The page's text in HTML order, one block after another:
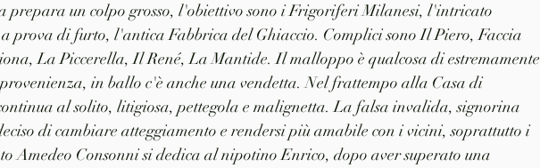
prepara un colpo grosso, l'obiettivo sono i Frigoriferi Milanesi, l'intricato
a prova di furto, l'antica Fabbrica del Ghiaccio. Complici sono Il Piero, Faccia
La Piccerella, Il René, La Mantide. Il malloppo è qualcosa di estremamente
in ballo c'è anche una vendetta. Nel frattempo alla Casa di
al solito, litigiosa, pettegola e malignetta. La falsa invalida, signorina
di cambiare atteggiamento e rendersi più amabile con i vicini, soprattutto i
Amedeo Consonni si dedica al nipotino Enrico, dopo aver superato una